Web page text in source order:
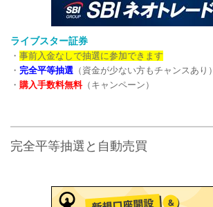
ライブスター証券
・ 事前入金なしで抽選に参加できます
・ 完全平等抽選 （資金が少ない方もチャンスあり）
・ 購入手数料無料（キャンペーン）
完全平等抽選と自動売買